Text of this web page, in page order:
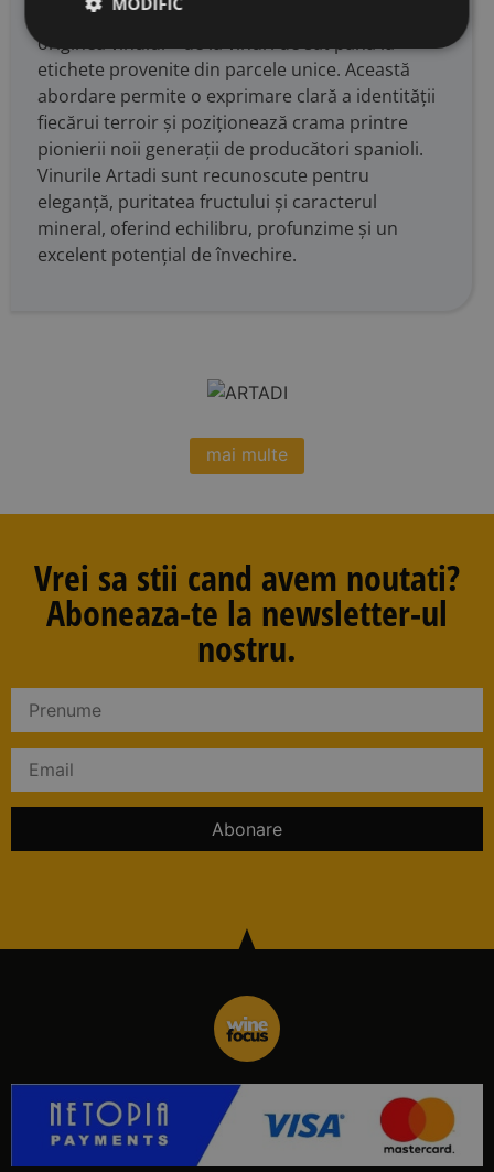
Reserva, Gran Reserva), punând accent pe
originea vinului – de la vinuri de sat până la
etichete provenite din parcele unice. Această
abordare permite o exprimare clară a identității
fiecărui terroir și poziționează crama printre
pionierii noii generații de producători spanioli.
Vinurile Artadi sunt recunoscute pentru
eleganță, puritatea fructului și caracterul
mineral, oferind echilibru, profunzime și un
excelent potențial de învechire.
mai multe
Vrei sa stii cand avem noutati?
Aboneaza-te la newsletter-ul
nostru.